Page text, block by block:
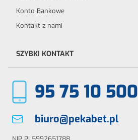
Konto Bankowe
Kontakt z nami
SZYBKI KONTAKT
95 75 10 500
biuro@pekabet.pl